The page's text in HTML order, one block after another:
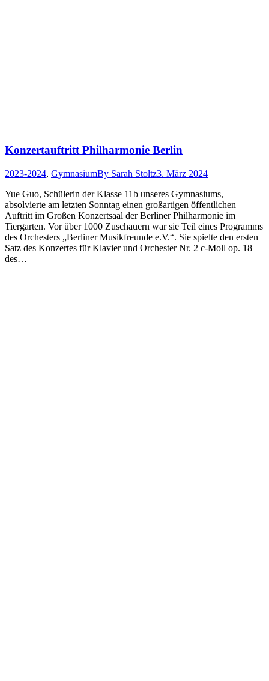
Konzertauftritt Philharmonie Berlin
2023-2024, GymnasiumBy Sarah Stoltz3. März 2024
Yue Guo, Schülerin der Klasse 11b unseres Gymnasiums,
absolvierte am letzten Sonntag einen großartigen öffentlichen
Auftritt im Großen Konzertsaal der Berliner Philharmonie im
Tiergarten. Vor über 1000 Zuschauern war sie Teil eines Programms
des Orchesters „Berliner Musikfreunde e.V.“. Sie spielte den ersten
Satz des Konzertes für Klavier und Orchester Nr. 2 c-Moll op. 18
des…